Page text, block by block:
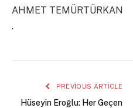
AHMET TEMÜRTÜRKAN
.
PREVIOUS ARTICLE
Hüseyin Eroğlu: Her Geçen